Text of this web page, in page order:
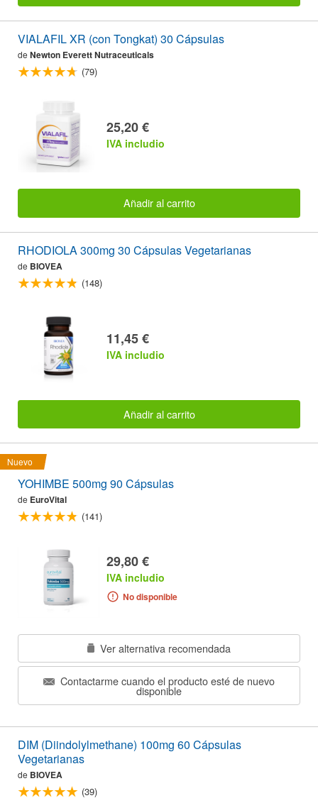
VIALAFIL XR (con Tongkat) 30 Cápsulas
de Newton Everett Nutraceuticals
(79)
25,20 €
IVA includio
Añadir al carrito
RHODIOLA 300mg 30 Cápsulas Vegetarianas
de BIOVEA
(148)
11,45 €
IVA includio
Añadir al carrito
Nuevo
YOHIMBE 500mg 90 Cápsulas
de EuroVital
(141)
29,80 €
IVA includio
No disponible
Ver alternativa recomendada
Contactarme cuando el producto esté de nuevo
disponible
DIM (Diindolylmethane) 100mg 60 Cápsulas
Vegetarianas
de BIOVEA
(39)